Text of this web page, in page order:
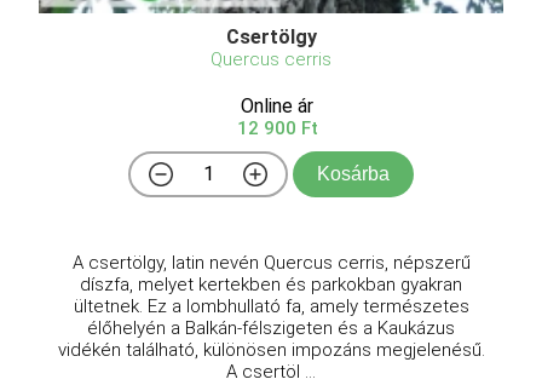
Csertölgy
Quercus cerris
Online ár
12 900 Ft
Kosárba
A csertölgy, latin nevén Quercus cerris, népszerű
díszfa, melyet kertekben és parkokban gyakran
ültetnek. Ez a lombhullató fa, amely természetes
élőhelyén a Balkán-félszigeten és a Kaukázus
vidékén található, különösen impozáns megjelenésű.
A csertöl ...